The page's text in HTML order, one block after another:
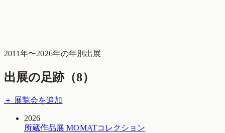
2011年〜2026年の年別出展
出展の足跡（8）
＋ 展覧会を追加
2026
所蔵作品展 MOMATコレクション